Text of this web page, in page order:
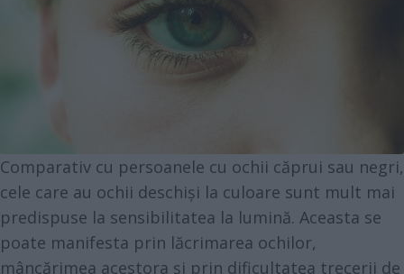
Comparativ cu persoanele cu ochii căprui sau negri,
cele care au ochii deschiși la culoare sunt mult mai
predispuse la sensibilitatea la lumină. Aceasta se
poate manifesta prin lăcrimarea ochilor,
mâncărimea acestora și prin dificultatea trecerii de